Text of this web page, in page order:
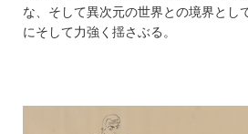
な、そして異次元の世界との境界とし
にそして力強く揺さぶる。